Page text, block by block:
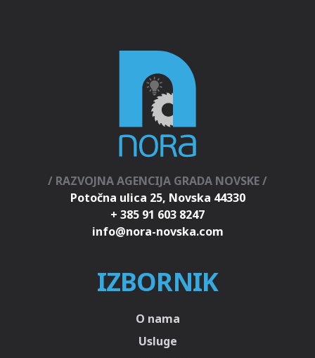
/ RAZVOJNA AGENCIJA GRADA NOVSKE /
Potočna ulica 25, Novska 44330
+ 385 91 603 8247
IZBORNIK
O nama
Usluge